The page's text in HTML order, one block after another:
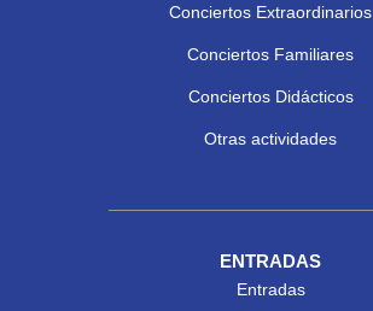
Conciertos Extraordinarios
Conciertos Familiares
Conciertos Didácticos
Otras actividades
ENTRADAS
Entradas